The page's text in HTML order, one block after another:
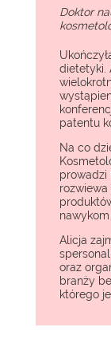
Doktor
dietetyki.
patentu
Na co
prowadzi
Alicja
oraz
branży
którego